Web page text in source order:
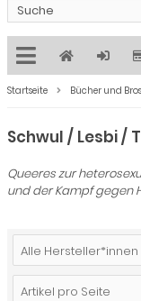
Startseite Bücher und
Schwul / Lesbi /
Queeres zur
und der Kampf gegen
Alle Hersteller*innen
Artikel pro Seite